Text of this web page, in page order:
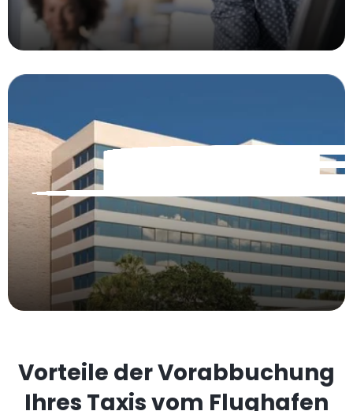
Vorteile der Vorabbuchung
Ihres Taxis vom Flughafen